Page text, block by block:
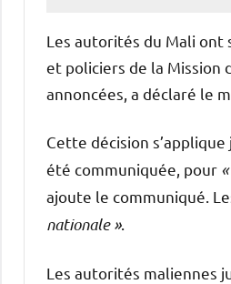
Les autorités du Mali
et policiers de la Mission
annoncées, a déclaré le
Cette décision s’applique
été communiquée, pour
ajoute le communiqué.
nationale ».
Les autorités maliennes